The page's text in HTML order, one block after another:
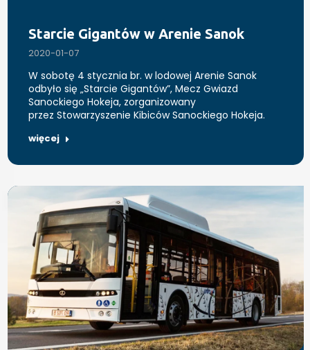
Starcie Gigantów w Arenie Sanok
2020-01-07
W sobotę 4 stycznia br. w lodowej Arenie Sanok
odbyło się „Starcie Gigantów”, Mecz Gwiazd
Sanockiego Hokeja, zorganizowany
przez Stowarzyszenie Kibiców Sanockiego Hokeja.
więcej